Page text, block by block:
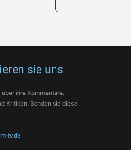
sie uns
ihre Kommentare,
Kritiken. Senden sie diese
tv.de